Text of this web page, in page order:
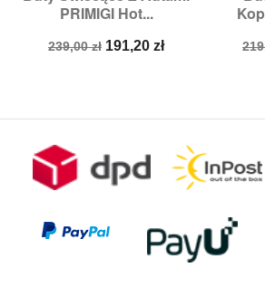
PRIMIGI Hot...
Cena
239,00 zł Cena
191,20 zł